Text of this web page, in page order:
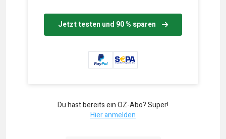
Jetzt testen und 90 % sparen
Du hast bereits ein OZ-Abo? Super!
Hier anmelden